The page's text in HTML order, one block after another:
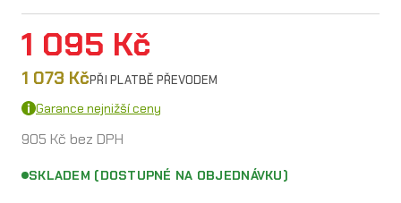
1 095 Kč
1 073 KčPŘI PLATBĚ PŘEVODEM
Garance nejnižší ceny
905 Kč bez DPH
SKLADEM (DOSTUPNÉ NA OBJEDNÁVKU)